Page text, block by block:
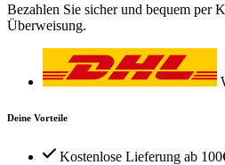
Bezahlen Sie sicher und bequem per
Überweisung.
Deine Vorteile
Kostenlose Lieferung ab